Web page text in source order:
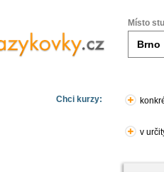
Místo
Chci kurzy:
v